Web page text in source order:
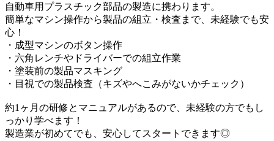
自動車用プラスチック部品の製造に携わります。
簡単なマシン操作から製品の組立・検査まで、未経験でも安
心！
・成型マシンのボタン操作
・六角レンチやドライバーでの組立作業
・塗装前の製品マスキング
・目視での製品検査（キズやへこみがないかチェック）
約1ヶ月の研修とマニュアルがあるので、未経験の方でもし
っかり学べます！
製造業が初めてでも、安心してスタートできます◎